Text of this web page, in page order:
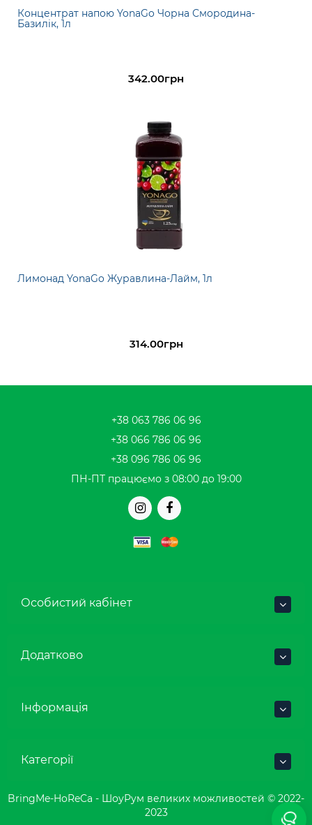
Концентрат напою YonaGo Чорна Смородина-
Базилік, 1л
342.00грн
Лимонад YonaGo Журавлина-Лайм, 1л
314.00грн
+38 063 786 06 96
+38 066 786 06 96
+38 096 786 06 96
ПН-ПТ працюємо з 08:00 до 19:00
Особистий кабінет
Додатково
Інформація
Категорії
BringMe-HoReCa - ШоуРум великих можливостей © 2022-
2023